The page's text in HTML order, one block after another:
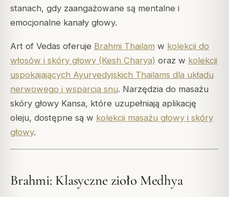
stanach, gdy zaangażowane są mentalne i
emocjonalne kanały głowy.
Art of Vedas oferuje Brahmi Thailam w kolekcji do
włosów i skóry głowy (Kesh Charya) oraz w kolekcji
uspokajających Ayurvedyjskich Thailams dla układu
nerwowego i wsparcia snu. Narzędzia do masażu
skóry głowy Kansa, które uzupełniają aplikację
oleju, dostępne są w kolekcji masażu głowy i skóry
głowy.
Brahmi: Klasyczne zioło Medhya